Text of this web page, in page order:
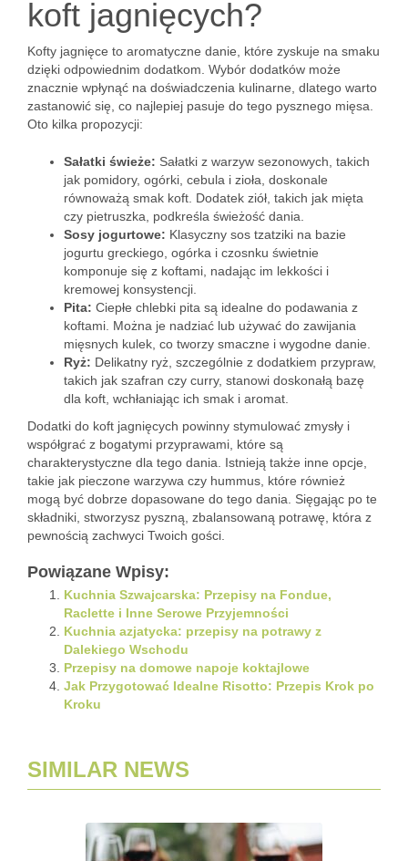
koft jagnięcych?
Kofty jagnięce to aromatyczne danie, które zyskuje na smaku
dzięki odpowiednim dodatkom. Wybór dodatków może
znacznie wpłynąć na doświadczenia kulinarne, dlatego warto
zastanowić się, co najlepiej pasuje do tego pysznego mięsa.
Oto kilka propozycji:
Sałatki świeże: Sałatki z warzyw sezonowych, takich
jak pomidory, ogórki, cebula i zioła, doskonale
równoważą smak koft. Dodatek ziół, takich jak mięta
czy pietruszka, podkreśla świeżość dania.
Sosy jogurtowe: Klasyczny sos tzatziki na bazie
jogurtu greckiego, ogórka i czosnku świetnie
komponuje się z koftami, nadając im lekkości i
kremowej konsystencji.
Pita: Ciepłe chlebki pita są idealne do podawania z
koftami. Można je nadziać lub używać do zawijania
mięsnych kulek, co tworzy smaczne i wygodne danie.
Ryż: Delikatny ryż, szczególnie z dodatkiem przypraw,
takich jak szafran czy curry, stanowi doskonałą bazę
dla koft, wchłaniając ich smak i aromat.
Dodatki do koft jagnięcych powinny stymulować zmysły i
współgrać z bogatymi przyprawami, które są
charakterystyczne dla tego dania. Istnieją także inne opcje,
takie jak pieczone warzywa czy hummus, które również
mogą być dobrze dopasowane do tego dania. Sięgając po te
składniki, stworzysz pyszną, zbalansowaną potrawę, która z
pewnością zachwyci Twoich gości.
Powiązane Wpisy:
Kuchnia Szwajcarska: Przepisy na Fondue,
Raclette i Inne Serowe Przyjemności
Kuchnia azjatycka: przepisy na potrawy z
Dalekiego Wschodu
Przepisy na domowe napoje koktajlowe
Jak Przygotować Idealne Risotto: Przepis Krok po
Kroku
SIMILAR NEWS